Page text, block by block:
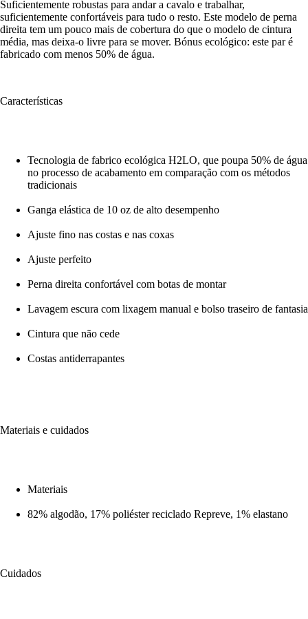
Suficientemente robustas para andar a cavalo e trabalhar,
suficientemente confortáveis para tudo o resto. Este modelo de perna
direita tem um pouco mais de cobertura do que o modelo de cintura
média, mas deixa-o livre para se mover. Bónus ecológico: este par é
fabricado com menos 50% de água.
Características
Tecnologia de fabrico ecológica H2LO, que poupa 50% de água
no processo de acabamento em comparação com os métodos
tradicionais
Ganga elástica de 10 oz de alto desempenho
Ajuste fino nas costas e nas coxas
Ajuste perfeito
Perna direita confortável com botas de montar
Lavagem escura com lixagem manual e bolso traseiro de fantasia
Cintura que não cede
Costas antiderrapantes
Materiais e cuidados
Materiais
82% algodão, 17% poliéster reciclado Repreve, 1% elastano
Cuidados